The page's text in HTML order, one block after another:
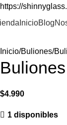
https://
InicioBlog
Inicio Buliones
$4.990
1 disponibles